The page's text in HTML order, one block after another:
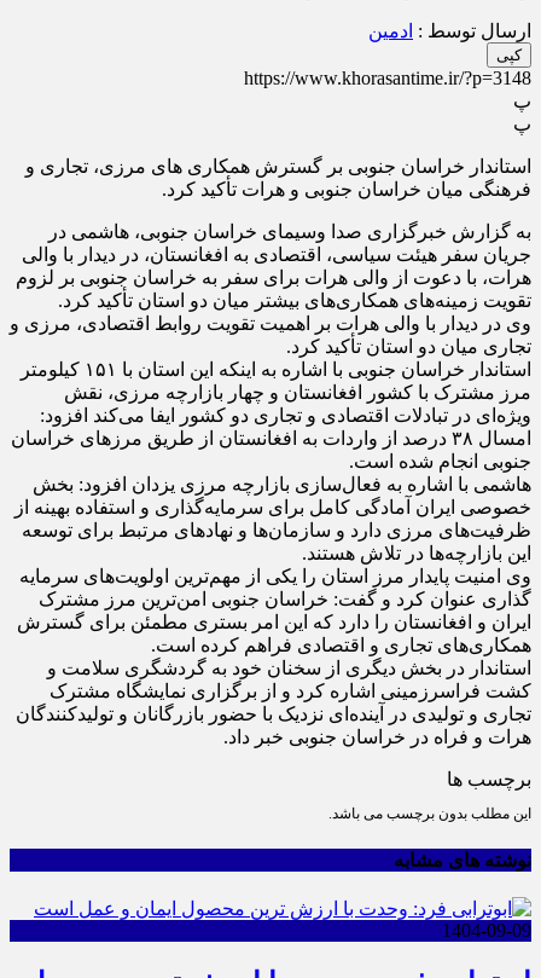
ارسال توسط : ادمین
کپی
https://www.khorasantime.ir/?p=3148
پ
پ
استاندار خراسان جنوبی بر گسترش همکاری های مرزی، تجاری و
فرهنگی میان خراسان جنوبی و هرات تأکید کرد.
به گزارش خبرگزاری صدا وسیمای خراسان جنوبی، هاشمی در
جریان سفر هیئت سیاسی، اقتصادی به افغانستان، در دیدار با والی
هرات، با دعوت از والی هرات برای سفر به خراسان جنوبی بر لزوم
تقویت زمینه‌های همکاری‌های بیشتر میان دو استان تأکید کرد.
وی در دیدار با والی هرات بر اهمیت تقویت روابط اقتصادی، مرزی و
تجاری میان دو استان تأکید کرد.
استاندار خراسان جنوبی با اشاره به اینکه این استان با ۱۵۱ کیلومتر
مرز مشترک با کشور افغانستان و چهار بازارچه مرزی، نقش
ویژه‌ای در تبادلات اقتصادی و تجاری دو کشور ایفا می‌کند افزود:
امسال ۳۸ درصد از واردات به افغانستان از طریق مرز‌های خراسان
جنوبی انجام شده است.
هاشمی با اشاره به فعال‌سازی بازارچه مرزی یزدان افزود: بخش
خصوصی ایران آمادگی کامل برای سرمایه‌گذاری و استفاده بهینه از
ظرفیت‌های مرزی دارد و سازمان‌ها و نهاد‌های مرتبط برای توسعه
این بازارچه‌ها در تلاش هستند.
وی امنیت پایدار مرز استان را یکی از مهم‌ترین اولویت‌های سرمایه
گذاری عنوان کرد و گفت: خراسان جنوبی امن‌ترین مرز مشترک
ایران و افغانستان را دارد که این امر بستری مطمئن برای گسترش
همکاری‌های تجاری و اقتصادی فراهم کرده است.
استاندار در بخش دیگری از سخنان خود به گردشگری سلامت و
کشت فراسرزمینی اشاره کرد و از برگزاری نمایشگاه مشترک
تجاری و تولیدی در آینده‌ای نزدیک با حضور بازرگانان و تولیدکنندگان
هرات و فراه در خراسان جنوبی خبر داد.
برچسب ها
این مطلب بدون برچسب می باشد.
نوشته های مشابه
1404-09-09